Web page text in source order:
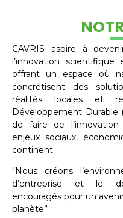
CAVRIS aspire à
l’innovation
offrant un espace où
concrétisent des
réalités locales et
Développement Durable
de faire de
enjeux sociaux,
continent.
“Nous créons
d’entreprise et le
encouragés pour un
planète”